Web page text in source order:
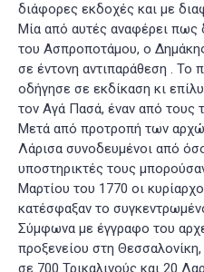
διάφορες εκδοχές και με
Μία από αυτές αναφέρει πως
του Ασπροποτάμου, ο
σε έντονη αντιπαράθεση . Το
οδήγησε σε εκδίκαση κι
τον Αγά Πασά, έναν από τους
Μετά από προτροπή των
Λάρισα συνοδευμένοι από
υποστηρικτές τους
Μαρτίου του 1770 οι
κατέσφαξαν το
Σύμφωνα με έγγραφο του
προξενείου στη
σε 700 Τρικαλινούς και 20